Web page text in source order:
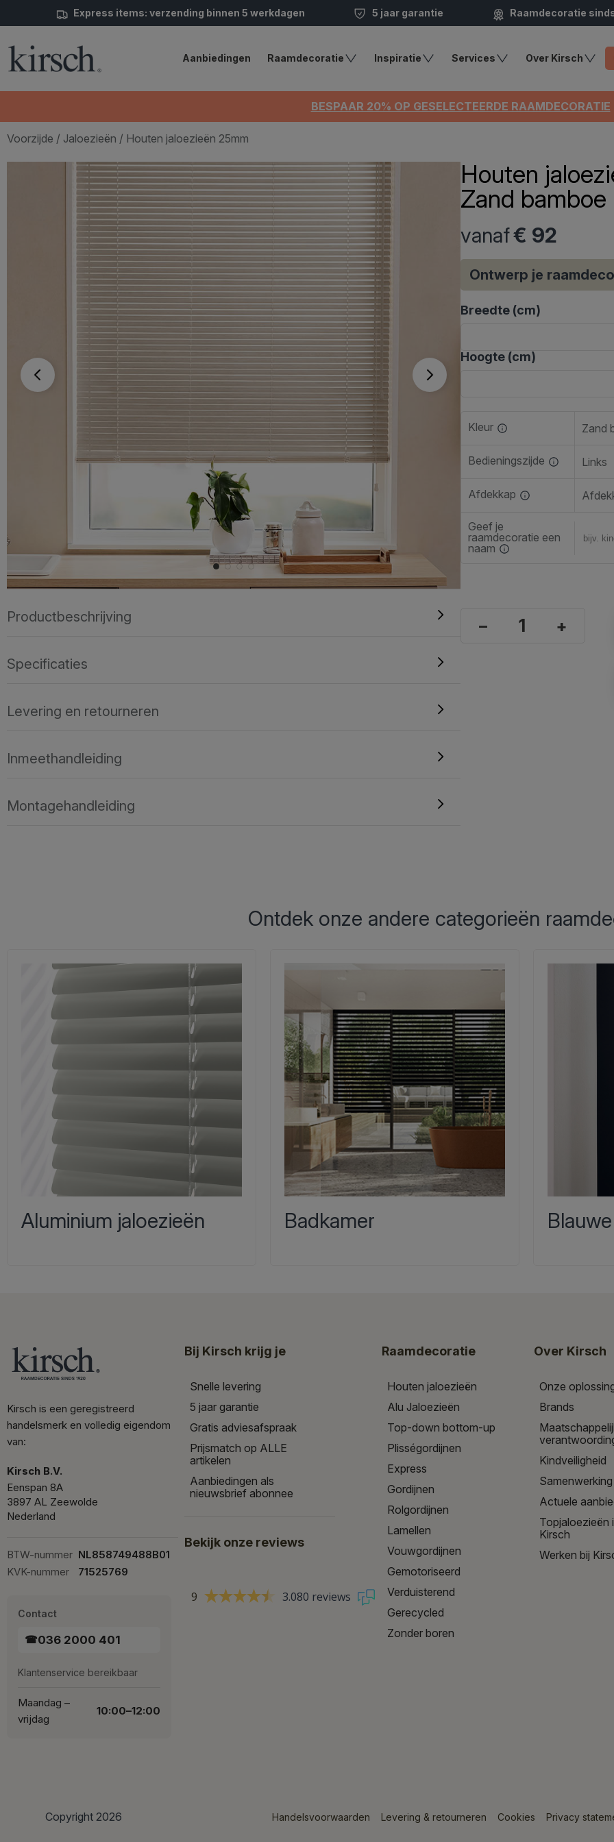
Express items: verzending binnen 5 werkdagen 5 jaar garantie Raamdecoratie
Aanbiedingen Raamdecoratie Inspiratie Services Over Kirsch
BESPAAR 20% OP GESELECTEERDE RAAMDECORATIE
Voorzijde / Jaloezieën / Houten jaloezieën 25mm
Productbeschrijving
Specificaties
Levering en retourneren
Inmeethandleiding
Montagehandleiding
Houten
Zand bamboe
vanaf€ 92
Ontwerp je
Breedte (cm)
Hoogte (cm)
Kleur Zand
Bedieningszijde Links
Afdekkap
Geef je
raamdecoratie een
naam
– +
Ontdek onze andere categorieën
Aluminium jaloezieën Badkamer
Kirsch is een geregistreerd
handelsmerk en volledig eigendom
van:
Kirsch B.V.
Eenspan 8A
3897 AL Zeewolde
Nederland
BTW-nummer NL858749488B01
KVK-nummer
71525769
Contact
☎036 2000 401
Klantenservice bereikbaar
Maandag –
vrijdag
10:00–12:00
Bij Kirsch krijg je
Snelle levering
5 jaar garantie
Gratis adviesafspraak
Prijsmatch op ALLE
artikelen
Aanbiedingen als
nieuwsbrief abonnee
Bekijk onze reviews
9 3.080 reviews
Raamdecoratie
Houten jaloezieën
Alu Jaloezieën
Top-down bottom-up
Plisségordijnen
Express
Gordijnen
Rolgordijnen
Lamellen
Vouwgordijnen
Gemotoriseerd
Verduisterend
Gerecycled
Zonder boren
Over Kirsch
Onze
Brands
Kindveiligheid
Samenwerking
Actuele
Topjaloezieën
Kirsch
Werken bij
Copyright 2026 Handelsvoorwaarden Levering & retourneren Cookies Privacy